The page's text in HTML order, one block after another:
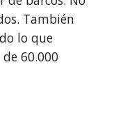
También
lo que
60.000